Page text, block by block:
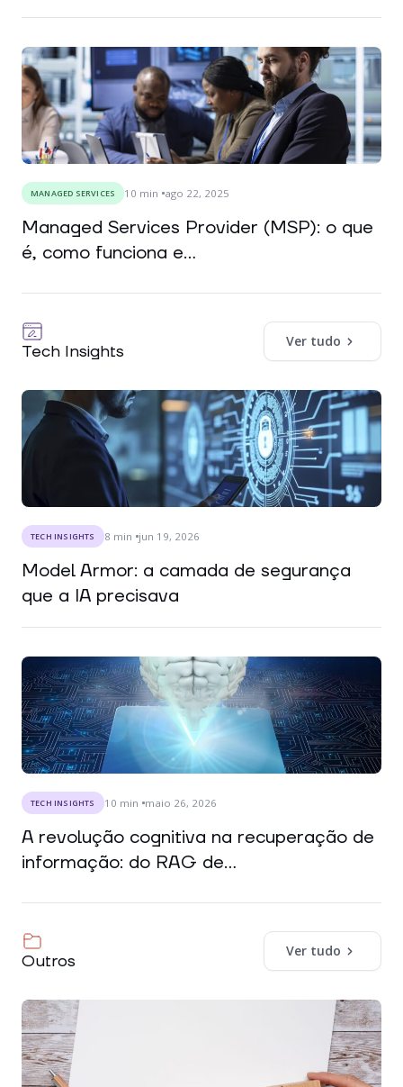
MANAGED SERVICES 10 min ago 22, 2025
Managed Services Provider (MSP): o que
é, como funciona e...
Tech Insights
Ver tudo
TECH INSIGHTS 8 min jun 19, 2026
Model Armor: a camada de segurança
que a IA precisava
TECH INSIGHTS 10 min maio 26, 2026
A revolução cognitiva na recuperação de
informação: do RAG de...
Outros
Ver tudo